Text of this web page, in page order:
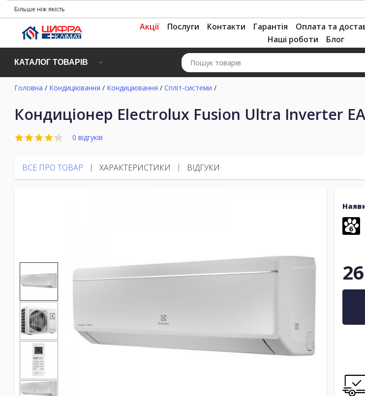
Більше ніж якість
Акції Послуги Контакти Гарантія Оплата та
Наші роботи
Блог
КАТАЛОГ ТОВАРІВ
Головна / Кондиціювання / Кондиціювання / Спліт-системи /
Кондиціонер Electrolux Fusion Ultra Inverter
ВСЕ ПРО ТОВАР ХАРАКТЕРИСТИКИ ВІДГУКИ
6
0 відгуків